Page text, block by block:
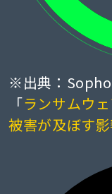
※出典：
「ランサムウ
被害が及ぼす